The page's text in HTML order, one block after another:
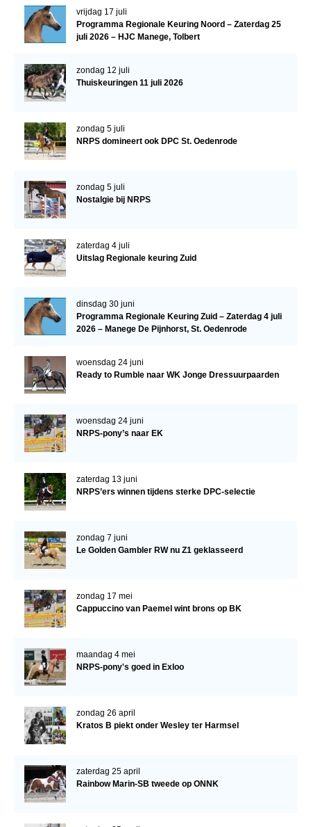
Röntgenonderzoek
WBSFH
Zoek een hengst
Hengstenselectie
ZADEL 2026
Verrichtingsonderzoek NRPS
Verrichtingsonderzoek 2024-2025
Verrichtingsonderzoek 2022-2023
Verrichtingsonderzoek 2021-2022
Verrichtingsonderzoek 2019-2020
Paard te koop
Inloggen
CONTACT
REGIO'S
Bestuur Regio Noord
Bestuur Regio Midden
Regio West
Regio Zuid
Word vrijiwilliger
KALENDER
Evenementen
ACCOUNT AANMAKEN
vrijdag 17 juli
Programma Regionale Keuring Noord – Zaterdag 25
juli 2026 – HJC Manege, Tolbert
zondag 12 juli
Thuiskeuringen 11 juli 2026
zondag 5 juli
NRPS domineert ook DPC St. Oedenrode
zondag 5 juli
Nostalgie bij NRPS
zaterdag 4 juli
Uitslag Regionale keuring Zuid
dinsdag 30 juni
Programma Regionale Keuring Zuid – Zaterdag 4 juli
2026 – Manege De Pijnhorst, St. Oedenrode
woensdag 24 juni
Ready to Rumble naar WK Jonge Dressuurpaarden
woensdag 24 juni
NRPS-pony’s naar EK
zaterdag 13 juni
NRPS’ers winnen tijdens sterke DPC-selectie
zondag 7 juni
Le Golden Gambler RW nu Z1 geklasseerd
zondag 17 mei
Cappuccino van Paemel wint brons op BK
maandag 4 mei
NRPS-pony's goed in Exloo
zondag 26 april
Kratos B piekt onder Wesley ter Harmsel
zaterdag 25 april
Rainbow Marin-SB tweede op ONNK